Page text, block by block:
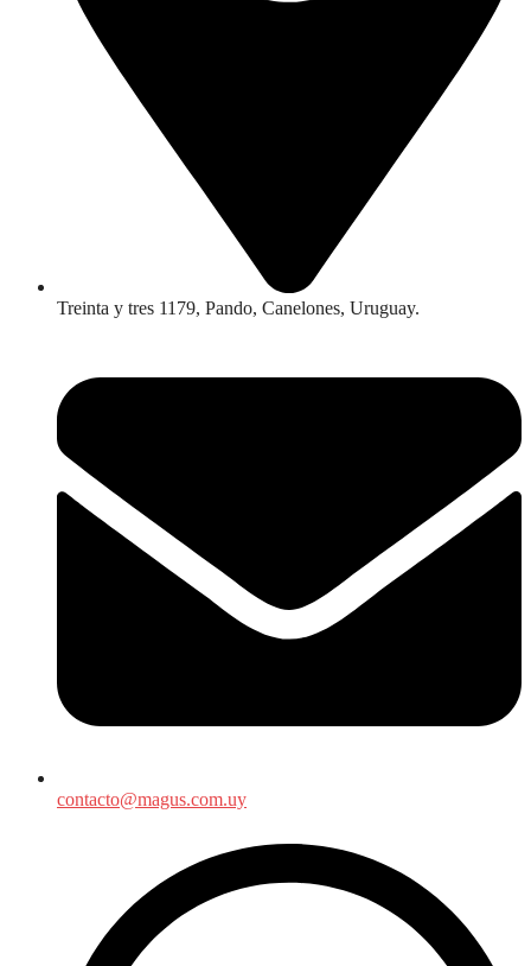
Treinta y tres 1179, Pando, Canelones, Uruguay.
contacto@magus.com.uy